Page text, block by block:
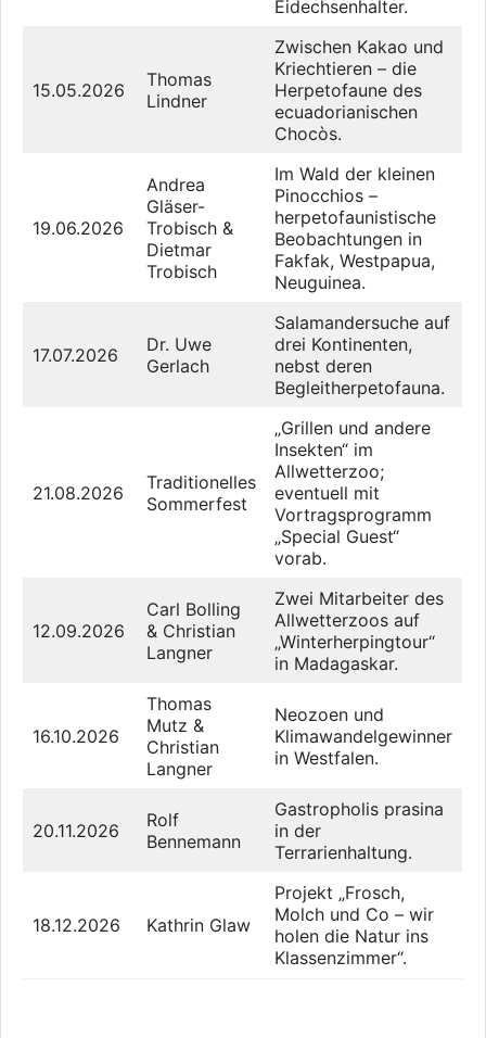
Eidechsenhalter.
15.05.2026
Thomas
Lindner
Zwischen Kakao und
Kriechtieren – die
Herpetofaune des
ecuadorianischen
Chocòs.
19.06.2026
Andrea
Gläser-
Trobisch &
Dietmar
Trobisch
Im Wald der kleinen
Pinocchios –
herpetofaunistische
Beobachtungen in
Fakfak, Westpapua,
Neuguinea.
17.07.2026
Dr. Uwe
Gerlach
Salamandersuche auf
drei Kontinenten,
nebst deren
Begleitherpetofauna.
21.08.2026
Traditionelles
Sommerfest
„Grillen und andere
Insekten“ im
Allwetterzoo;
eventuell mit
Vortragsprogramm
„Special Guest“
vorab.
12.09.2026
Carl Bolling
& Christian
Langner
Zwei Mitarbeiter des
Allwetterzoos auf
„Winterherpingtour“
in Madagaskar.
16.10.2026
Thomas
Mutz &
Christian
Langner
Neozoen und
Klimawandelgewinner
in Westfalen.
20.11.2026
Rolf
Bennemann
Gastropholis prasina
in der
Terrarienhaltung.
18.12.2026 Kathrin Glaw
Projekt „Frosch,
Molch und Co – wir
holen die Natur ins
Klassenzimmer“.